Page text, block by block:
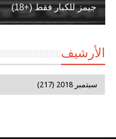
جيمز للكبار فقط (+18)
الأرشيف